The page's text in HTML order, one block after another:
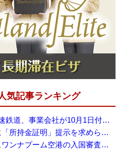
気記事ランキング
タイ3空港高速鉄道、事業会社が10月1日付の契約終了を通知 「現時点での撤退決定ではない」
タイ入国時に「所持金証明」提示を求められる場合も、タイ政府観光庁が外国人旅行者に再周知
バンコク・スワンナプーム空港の入国審査に長蛇の列、SNSで「3～4時間待ち」との投稿が拡散